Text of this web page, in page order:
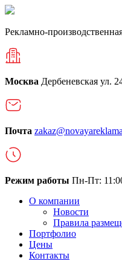
Рекламно-
Москва Дербеневская ул.
Почта
Режим работы Пн-Пт:
О компании
Новости
Правила
Портфолио
Цены
Контакты